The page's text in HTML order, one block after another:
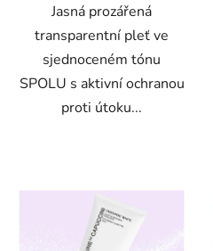
Jasná prozářená
transparentní pleť ve
sjednoceném tónu
SPOLU s aktivní ochranou
proti útoku...